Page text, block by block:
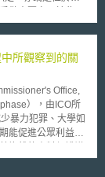
則必須為每台電視
電視
第四季在北美地
大廠三星
灣的母公司瑞軒
California
於美國國際貿易委
所觀察到的關
Office,
），由ICO所
暴力犯罪、大學如
能促進公眾利益。
護指引之建議，如